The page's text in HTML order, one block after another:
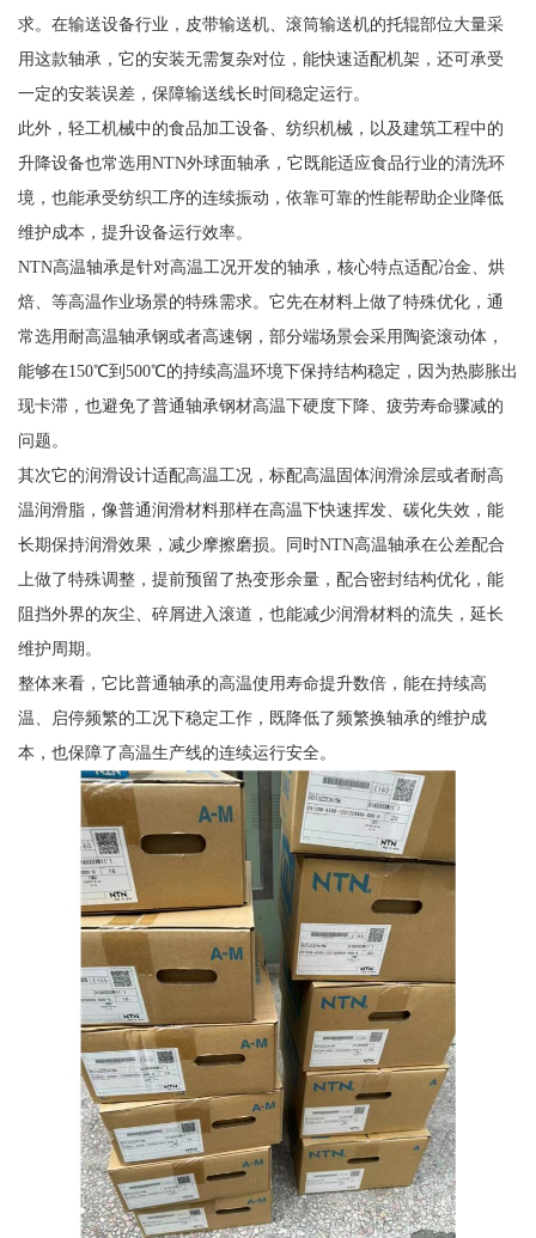
求。在输送设备行业，皮带输送机、滚筒输送机的托辊部位大量采
用这款轴承，它的安装无需复杂对位，能快速适配机架，还可承受
一定的安装误差，保障输送线长时间稳定运行。
此外，轻工机械中的食品加工设备、纺织机械，以及建筑工程中的
升降设备也常选用NTN外球面轴承，它既能适应食品行业的清洗环
境，也能承受纺织工序的连续振动，依靠可靠的性能帮助企业降低
维护成本，提升设备运行效率。
NTN高温轴承是针对高温工况开发的轴承，核心特点适配冶金、烘
焙、等高温作业场景的特殊需求。它先在材料上做了特殊优化，通
常选用耐高温轴承钢或者高速钢，部分端场景会采用陶瓷滚动体，
能够在150℃到500℃的持续高温环境下保持结构稳定，因为热膨胀出
现卡滞，也避免了普通轴承钢材高温下硬度下降、疲劳寿命骤减的
问题。
其次它的润滑设计适配高温工况，标配高温固体润滑涂层或者耐高
温润滑脂，像普通润滑材料那样在高温下快速挥发、碳化失效，能
长期保持润滑效果，减少摩擦磨损。同时NTN高温轴承在公差配合
上做了特殊调整，提前预留了热变形余量，配合密封结构优化，能
阻挡外界的灰尘、碎屑进入滚道，也能减少润滑材料的流失，延长
维护周期。
整体来看，它比普通轴承的高温使用寿命提升数倍，能在持续高
温、启停频繁的工况下稳定工作，既降低了频繁换轴承的维护成
本，也保障了高温生产线的连续运行安全。